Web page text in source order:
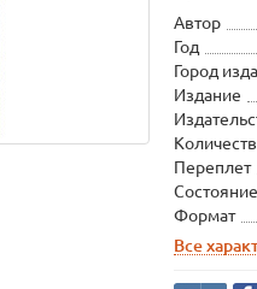
Автор
Год
Город
Издание
Переплет
Состояние
Формат
Все